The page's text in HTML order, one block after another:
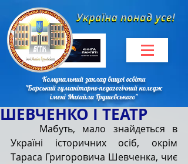
Комунальний заклад вищої освіти
"Барський гуманітарно-педагогічний коледж
імені Михайла Грушевського"
ШЕВЧЕНКО І ТЕАТР
Україні історичних осіб, окрім
Тараса Григоровича Шевченка, чиє